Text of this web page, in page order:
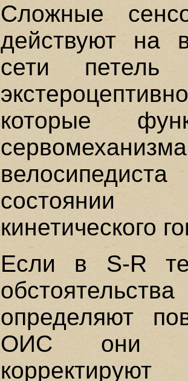
Сложные
действуют на
сети петель
которые
состоянии
кинетического
Если в S-R
определяют
ОИС они